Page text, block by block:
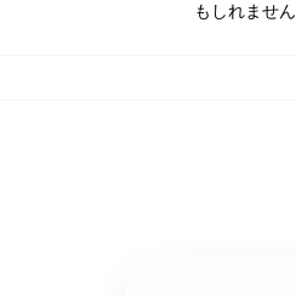
もしれません